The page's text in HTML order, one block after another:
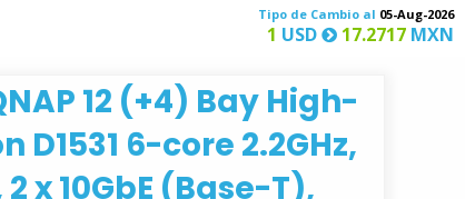
Tipo de Cambio al 05-Aug-2026
1 USD 17.2717 MXN
12 (+4) Bay High-
D1531 6-core 2.2GHz,
2 x 10GbE (Base-T),